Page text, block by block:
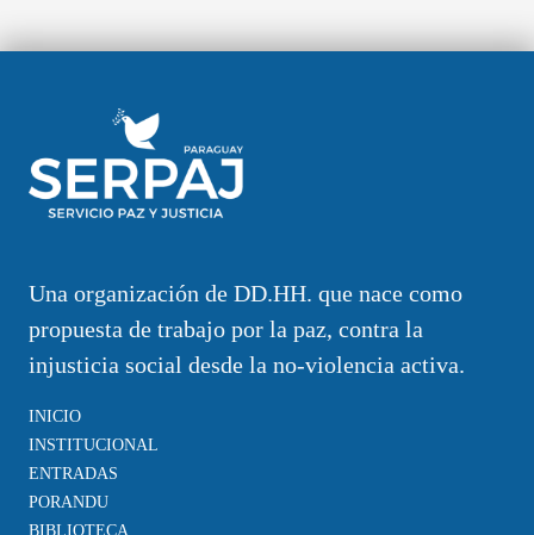
Una organización de DD.HH. que nace como
propuesta de trabajo por la paz, contra la
injusticia social desde la no-violencia activa.
INICIO
INSTITUCIONAL
ENTRADAS
PORANDU
BIBLIOTECA